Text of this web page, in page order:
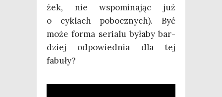
żek, nie wspo­mi­na­jąc już
o cyklach pobocz­nych). Być
może for­ma seria­lu była­by bar­
dziej odpo­wied­nia dla tej
fabuły?